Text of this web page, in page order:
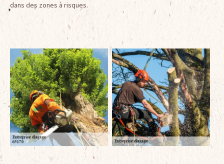
dans des zones à risques.